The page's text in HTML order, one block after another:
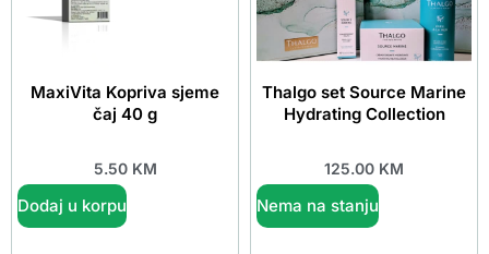
MaxiVita Kopriva sjeme
čaj 40 g
5.50 KM
Dodaj u korpu
Thalgo set Source Marine
Hydrating Collection
125.00 KM
Nema na stanju